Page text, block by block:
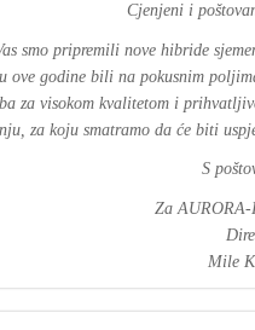
Cjenjeni i
smo pripremili nove hibride
ove godine bili na pokusnim
za visokom kvalitetom i
za koju smatramo da će biti
S
Za AURORA-
Mile